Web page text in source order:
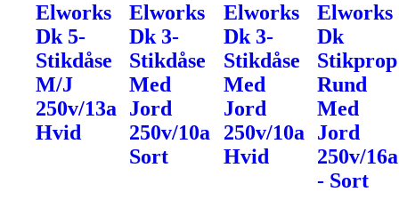
Elworks
Dk 5-
Stikdåse
M/J
250v/13a
Hvid
Elworks
Dk 3-
Stikdåse
Med
Jord
250v/10a
Sort
Elworks
Dk 3-
Stikdåse
Med
Jord
250v/10a
Hvid
Elworks
Dk
Stikprop
Rund
Med
Jord
250v/16a
- Sort